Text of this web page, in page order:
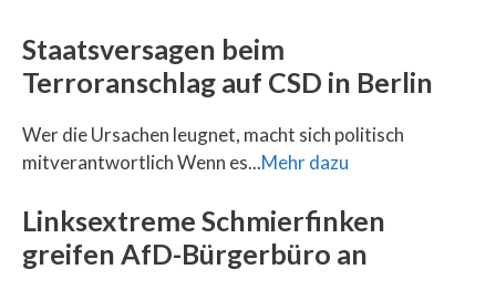
Staatsversagen beim
Terroranschlag auf CSD in Berlin
Wer die Ursachen leugnet, macht sich politisch
mitverantwortlich Wenn es...Mehr dazu
Linksextreme Schmierfinken
greifen AfD-Bürgerbüro an